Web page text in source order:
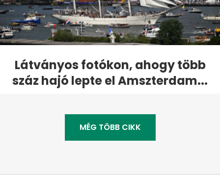
Látványos fotókon, ahogy több
száz hajó lepte el Amszterdam...
MÉG TÖBB CIKK